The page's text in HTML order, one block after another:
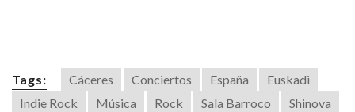
Tags: Cáceres Conciertos España
Euskadi
Indie Rock
Música Rock Sala Barroco Shinova